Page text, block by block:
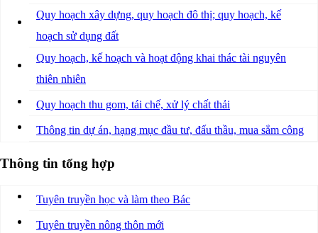
Quy hoạch xây dựng, quy hoạch đô thị; quy hoạch, kế
hoạch sử dụng đất
Quy hoạch, kế hoạch và hoạt động khai thác tài nguyên
thiên nhiên
Quy hoạch thu gom, tái chế, xử lý chất thải
Thông tin dự án, hạng mục đầu tư, đấu thầu, mua sắm công
Thông tin tổng hợp
Tuyên truyền học và làm theo Bác
Tuyên truyền nông thôn mới